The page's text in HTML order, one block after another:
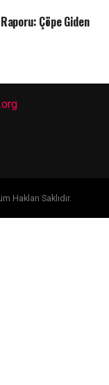
Çöpe Giden
Hakları Saklıdır.